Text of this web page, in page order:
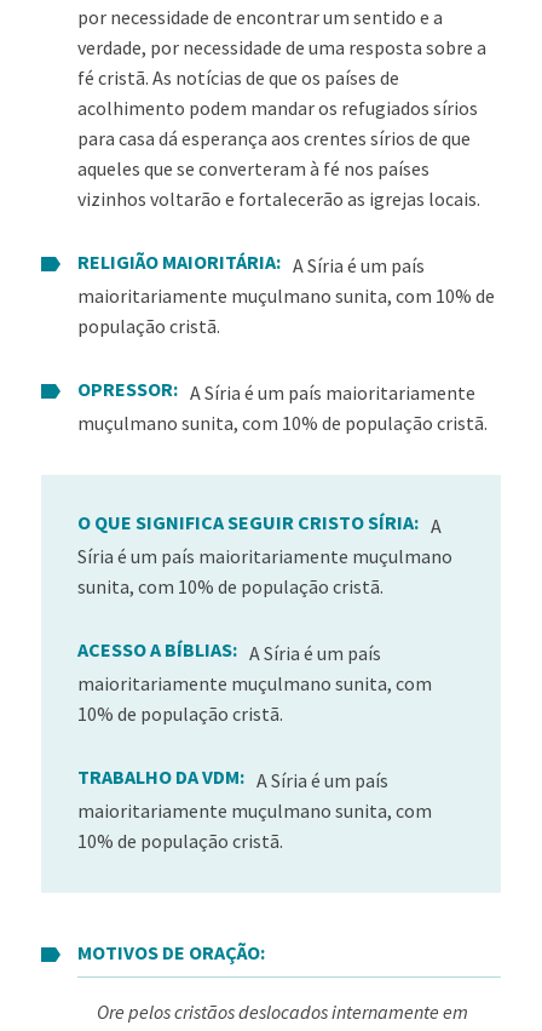
por necessidade de encontrar um sentido e a
verdade, por necessidade de uma resposta sobre a
fé cristã. As notícias de que os países de
acolhimento podem mandar os refugiados sírios
para casa dá esperança aos crentes sírios de que
aqueles que se converteram à fé nos países
vizinhos voltarão e fortalecerão as igrejas locais.
RELIGIÃO MAIORITÁRIA: A Síria é um país
maioritariamente muçulmano sunita, com 10% de
população cristã.
OPRESSOR: A Síria é um país maioritariamente
muçulmano sunita, com 10% de população cristã.
O QUE SIGNIFICA SEGUIR CRISTO SÍRIA: A
Síria é um país maioritariamente muçulmano
sunita, com 10% de população cristã.
ACESSO A BÍBLIAS: A Síria é um país
maioritariamente muçulmano sunita, com
10% de população cristã.
TRABALHO DA VDM: A Síria é um país
maioritariamente muçulmano sunita, com
10% de população cristã.
MOTIVOS DE ORAÇÃO:
Ore pelos cristãos deslocados internamente em